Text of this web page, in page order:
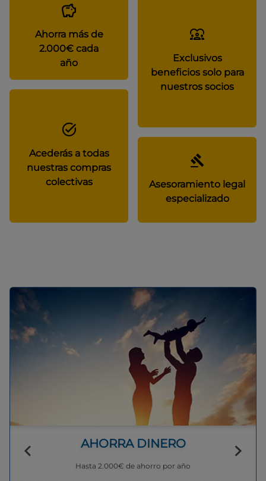
Ahorra más de
2.000€ cada
año
Exclusivos
beneficios solo para
nuestros socios
Acederás a todas
nuestras compras
colectivas
Asesoramiento legal
especializado
AHORRA DINERO
Hasta 2.000€ de ahorro por año